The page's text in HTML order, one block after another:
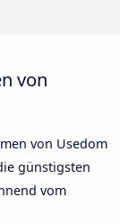
von
von Usedom
günstigsten
vom